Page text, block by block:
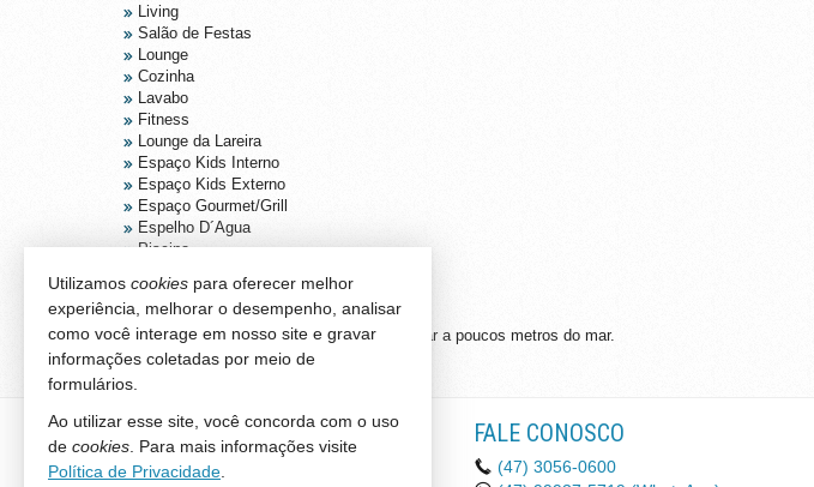
Living
Salão de Festas
Lounge
Cozinha
Lavabo
Fitness
Lounge da Lareira
Espaço Kids Interno
Espaço Kids Externo
Espaço Gourmet/Grill
Espelho D´Agua
Piscina
Lavabo externo
Ambientes entregues mobiliados.
Apartamento de Alto Padrão com vista Mar a poucos metros do mar.
SANDER IMÓVEIS
Rua 1500, nº 201 - sala 06
FALE CONOSCO
(47) 3056-0600
Utilizamos cookies para oferecer melhor
experiência, melhorar o desempenho, analisar
como você interage em nosso site e gravar
informações coletadas por meio de
formulários.
Ao utilizar esse site, você concorda com o uso
de cookies . Para mais informações visite
Política de Privacidade